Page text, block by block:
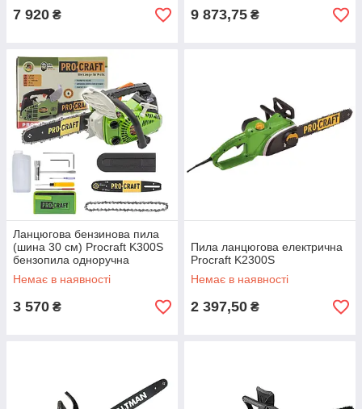
7 920 ₴ 9 873,75 ₴
Ланцюгова бензинова пила
(шина 30 см) Procraft K300S
бензопила одноручна
Немає в наявності
3 570 ₴
Пила ланцюгова електрична
Procraft K2300S
Немає в наявності
2 397,50 ₴